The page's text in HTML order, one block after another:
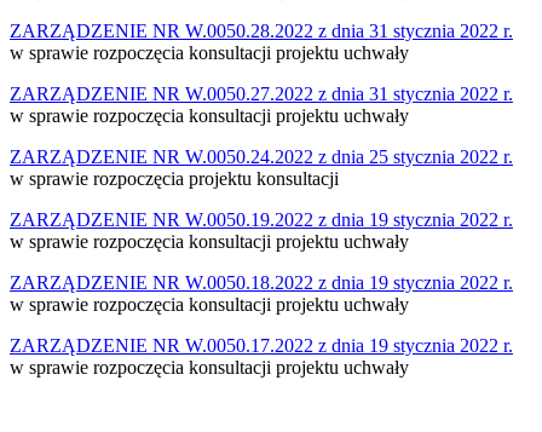
ZARZĄDZENIE NR W.0050.28.2022 z dnia 31 stycznia 2022 r.
w sprawie rozpoczęcia konsultacji projektu uchwały
ZARZĄDZENIE NR W.0050.27.2022 z dnia 31 stycznia 2022 r.
w sprawie rozpoczęcia konsultacji projektu uchwały
ZARZĄDZENIE NR W.0050.24.2022 z dnia 25 stycznia 2022 r.
w sprawie rozpoczęcia projektu konsultacji
ZARZĄDZENIE NR W.0050.19.2022 z dnia 19 stycznia 2022 r.
w sprawie rozpoczęcia konsultacji projektu uchwały
ZARZĄDZENIE NR W.0050.18.2022 z dnia 19 stycznia 2022 r.
w sprawie rozpoczęcia konsultacji projektu uchwały
ZARZĄDZENIE NR W.0050.17.2022 z dnia 19 stycznia 2022 r.
w sprawie rozpoczęcia konsultacji projektu uchwały